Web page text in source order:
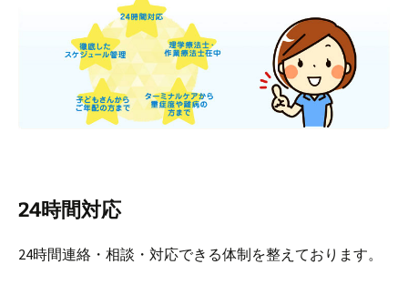
24時間対応
24時間連絡・相談・対応できる体制を整えております。